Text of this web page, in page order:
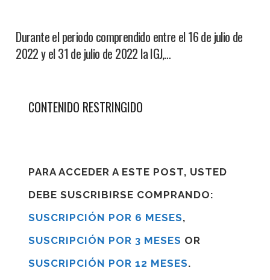
Durante el periodo comprendido entre el 16 de julio de
2022 y el 31 de julio de 2022 la IGJ,…
CONTENIDO RESTRINGIDO
PARA ACCEDER A ESTE POST, USTED
DEBE SUSCRIBIRSE COMPRANDO:
SUSCRIPCIÓN POR 6 MESES,
SUSCRIPCIÓN POR 3 MESES OR
SUSCRIPCIÓN POR 12 MESES.